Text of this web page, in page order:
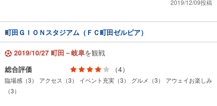
2019/12/09投稿
町田ＧＩＯＮスタジアム（ＦＣ町田ゼルビア）
2019/10/27 町田－岐阜を観戦
総合評価
（4）
臨場感（3） アクセス（3） イベント充実（3） グルメ（3）
アウェイお楽しみ
（3）